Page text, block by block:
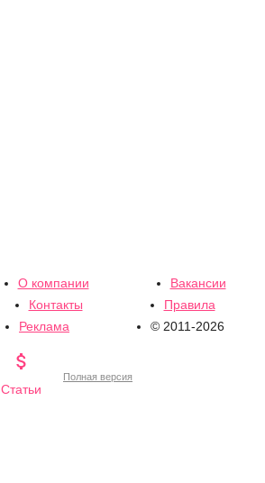
О компании
Вакансии
Контакты
Правила
Реклама
© 2011-2026

Статьи
Полная версия